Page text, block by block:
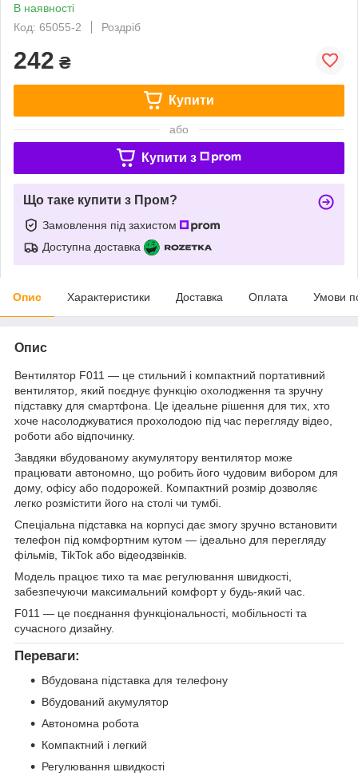
В наявності
Код: 65055-2
Роздріб
242 ₴
Купити
або
Купити з
Що таке купити з Пром?
Замовлення під захистом
Доступна доставка
Опис Характеристики Доставка Оплата Умови
Опис
Вентилятор F011 — це стильний і компактний портативний
вентилятор, який поєднує функцію охолодження та зручну
підставку для смартфона. Це ідеальне рішення для тих, хто
хоче насолоджуватися прохолодою під час перегляду відео,
роботи або відпочинку.
Завдяки вбудованому акумулятору вентилятор може
працювати автономно, що робить його чудовим вибором для
дому, офісу або подорожей. Компактний розмір дозволяє
легко розмістити його на столі чи тумбі.
Спеціальна підставка на корпусі дає змогу зручно встановити
телефон під комфортним кутом — ідеально для перегляду
фільмів, TikTok або відеодзвінків.
Модель працює тихо та має регулювання швидкості,
забезпечуючи максимальний комфорт у будь-який час.
F011 — це поєднання функціональності, мобільності та
сучасного дизайну.
Переваги:
Вбудована підставка для телефону
Вбудований акумулятор
Автономна робота
Компактний і легкий
Регулювання швидкості